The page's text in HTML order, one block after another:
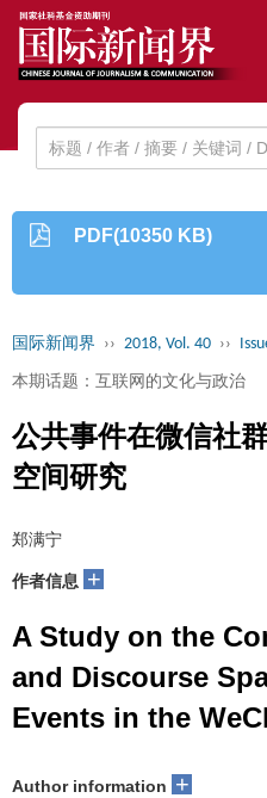
PDF(10350 KB)
国际新闻界 ›› 2018, Vol. 40 ››
本期话题：互联网的文化与政治
公共事件在微信社
空间研究
郑满宁
作者信息 +
A Study on the
and Discourse
Events in the
Author information +